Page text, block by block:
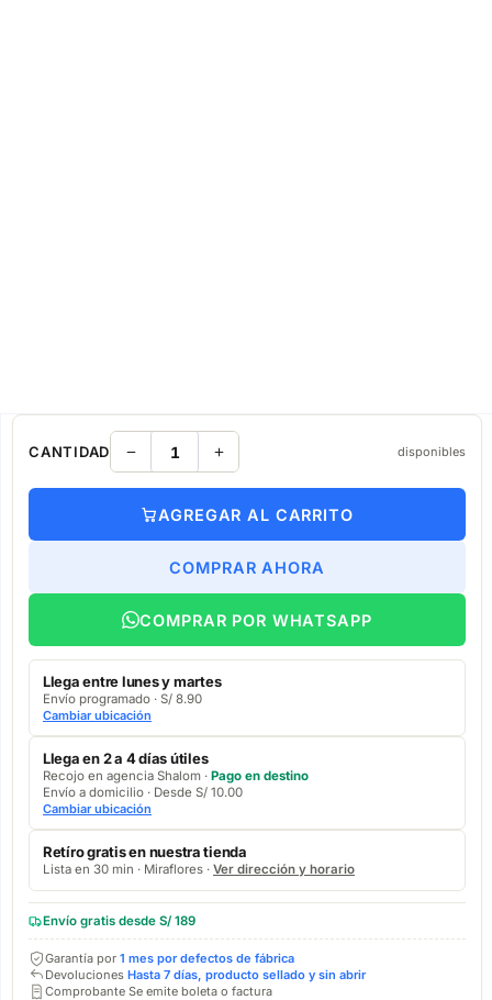
CANTIDAD disponibles
AGREGAR AL CARRITO
COMPRAR AHORA
COMPRAR POR WHATSAPP
Llega entre lunes y martes
Envío programado · S/ 8.90
Cambiar ubicación
Llega en 2 a 4 días útiles
Recojo en agencia Shalom · Pago en destino
Envío a domicilio · Desde S/ 10.00
Cambiar ubicación
Retíro gratis en nuestra tienda
Lista en 30 min · Miraflores · Ver dirección y horario
Envío gratis desde S/ 189
Garantía por 1 mes por defectos de fábrica
Devoluciones Hasta 7 días, producto sellado y sin abrir
Comprobante Se emite boleta o factura